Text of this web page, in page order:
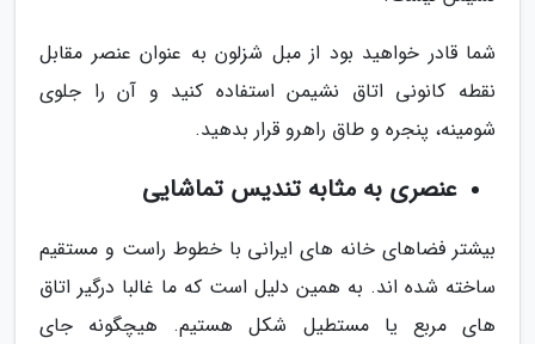
شما قادر خواهید بود از مبل شزلون به عنوان عنصر مقابل
نقطه کانونی اتاق نشیمن استفاده کنید و آن را جلوی
شومینه، پنجره و طاق راهرو قرار بدهید.
عنصری به مثابه تندیس تماشایی
بیشتر فضاهای خانه های ایرانی با خطوط راست و مستقیم
ساخته شده اند. به همین دلیل است که ما غالبا درگیر اتاق
های مربع یا مستطیل شکل هستیم. هیچگونه جای